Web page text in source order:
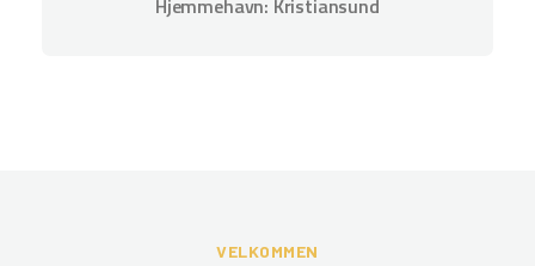
Hjemmehavn: Kristiansund
VELKOMMEN